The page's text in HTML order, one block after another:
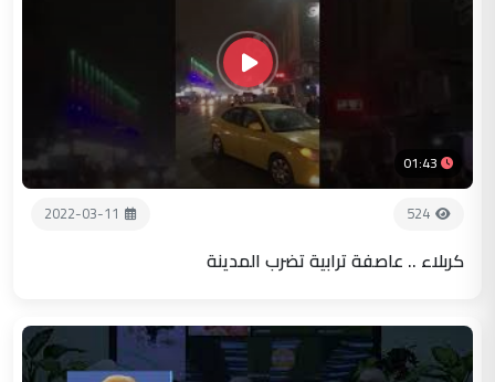
01:43
524
2022-03-11
كربلاء .. عاصفة ترابية تضرب المدينة